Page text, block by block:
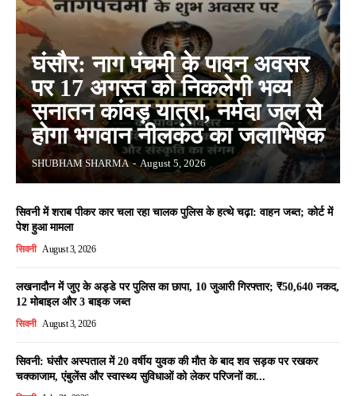
घंसौर: नाग पंचमी के पावन अवसर
पर 17 अगस्त को निकलेगी भव्य
सनातन कांवड़ यात्रा, नर्मदा जल से
होगा भगवान नीलकंठ का जलाभिषेक
SHUBHAM SHARMA - August 5, 2026
सिवनी में शराब पीकर कार चला रहा चालक पुलिस के हत्थे चढ़ा: वाहन जब्त; कोर्ट में
पेश हुआ मामला
सिवनी August 3, 2026
लखनादौन में जुए के अड्डे पर पुलिस का छापा, 10 जुआरी गिरफ्तार; ₹50,640 नकद,
12 मोबाइल और 3 बाइक जब्त
सिवनी August 3, 2026
सिवनी: घंसौर अस्पताल में 20 वर्षीय युवक की मौत के बाद शव सड़क पर रखकर
चक्काजाम, एंबुलेंस और स्वास्थ्य सुविधाओं को लेकर परिजनों का...